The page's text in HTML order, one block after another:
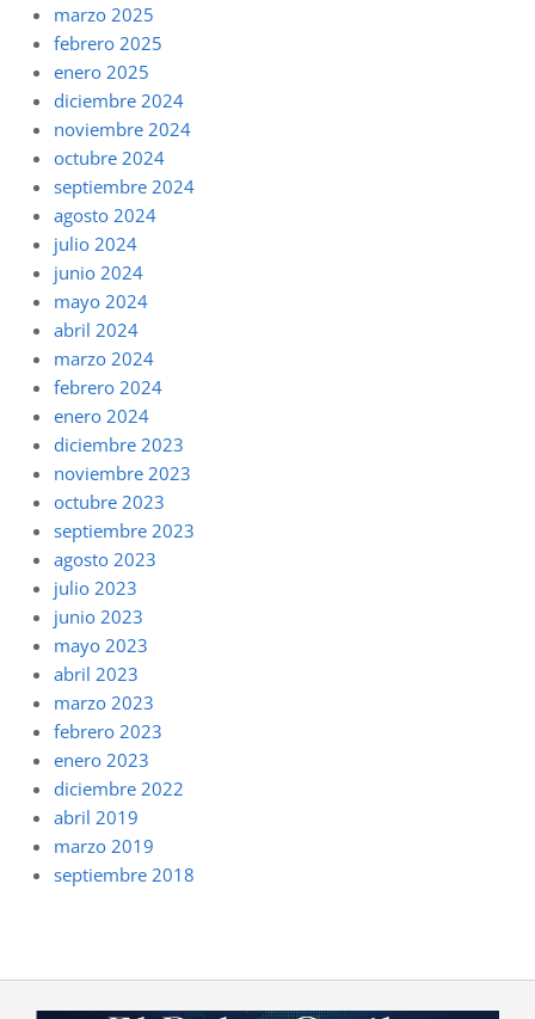
marzo 2025
febrero 2025
enero 2025
diciembre 2024
noviembre 2024
octubre 2024
septiembre 2024
agosto 2024
julio 2024
junio 2024
mayo 2024
abril 2024
marzo 2024
febrero 2024
enero 2024
diciembre 2023
noviembre 2023
octubre 2023
septiembre 2023
agosto 2023
julio 2023
junio 2023
mayo 2023
abril 2023
marzo 2023
febrero 2023
enero 2023
diciembre 2022
abril 2019
marzo 2019
septiembre 2018